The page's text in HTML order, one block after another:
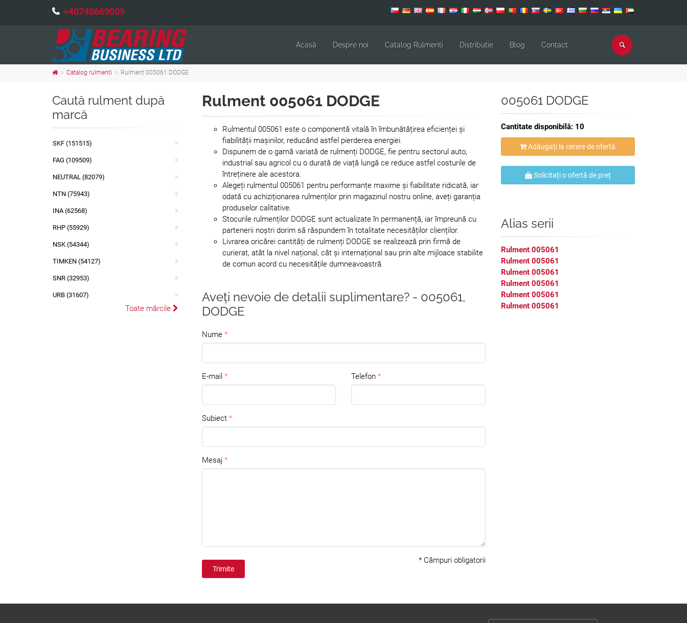
+40740669009
Acasă Despre noi Catalog Rulmenti Distributie Blog Contact
Catalog rulmenti Rulment 005061 DODGE
005061 DODGE
Cantitate disponibilă: 10
Adăugați la cerere de ofertă
Solicitați o ofertă de preț
Alias serii
Rulment 005061
Rulment 005061
Rulment 005061
Rulment 005061
Rulment 005061
Rulment 005061
Rulment 005061 DODGE
Rulmentul 005061 este o componentă vitală în îmbunătățirea eficienței și
fiabilității mașinilor, reducând astfel pierderea energiei.
Dispunem de o gamă variată de rulmenți DODGE, fie pentru sectorul auto,
industrial sau agricol cu o durată de viață lungă ce reduce astfel costurile de
întreținere ale acestora.
Alegeți rulmentul 005061 pentru performanțe maxime și fiabilitate ridicată, iar
odată cu achiziționarea rulmenților prin magazinul nostru online, aveți garanția
produselor calitative.
Stocurile rulmenților DODGE sunt actualizate în permanență, iar împreună cu
partenerii noștri dorim să răspundem în totalitate necesităților clienților.
Livrarea oricărei cantități de rulmenți DODGE se realizează prin firmă de
curierat, atât la nivel național, cât și internațional sau prin alte mijloace stabilite
de comun acord cu necesitățile dumneavoastră.
Aveți nevoie de detalii suplimentare? - 005061,
DODGE
Nume
E-mail Telefon
Subiect
Mesaj
*Câmpuri obligatorii
Trimite
Caută rulment după
marcă
SKF (151515)
FAG (109509)
NEUTRAL (82079)
NTN (75943)
INA (62568)
RHP (55929)
NSK (54344)
TIMKEN (54127)
SNR (32953)
URB (31607)
Toate mărcile